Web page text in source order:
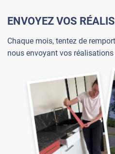
ENVOYEZ VOS
Chaque mois, tentez de
nous envoyant vos réalisations